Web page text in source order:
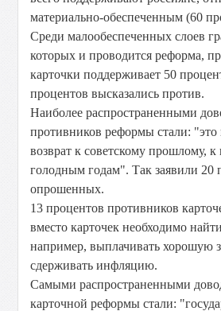
материально-обеспеченным (60
Среди малообеспеченных слоев
которых и проводится реформа,
карточки поддерживает 50
процентов высказались против.
Наиболее распространенными
противников реформы стали: "это
возврат к советскому прошлому,
голодным годам". Так заявили 20
опрошенных.
13 процентов противников
вместо карточек необходимо
например, выплачивать хорошую
сдерживать инфляцию.
Самыми распространенными
карточной реформы стали: